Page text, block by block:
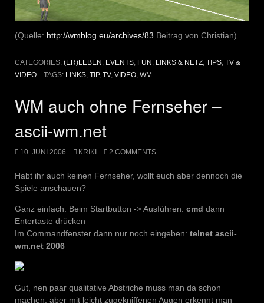
(Quelle: http://wmblog.eu/archives/83 Beitrag von Christian)
CATEGORIES: (ER)LEBEN , EVENTS, FUN , LINKS & NETZ, TIPS, TV &
VIDEO
TAGS: LINKS, TIP, TV, VIDEO, WM
WM auch ohne Fernseher –
ascii-wm.net
10. JUNI 2006 KRIKI 2 COMMENTS
Habt ihr auch keinen Fernseher, wollt euch aber dennoch die
Spiele anschauen?
Ganz einfach: Beim Startbutton -> Ausführen: cmd dann
Entertaste drücken
Im Commandfenster dann nur noch eingeben: telnet ascii-
wm.net 2006
Gut, nen paar qualitative Abstriche muss man da schon
machen, aber mit leicht zugekniffenen Augen erkennt man